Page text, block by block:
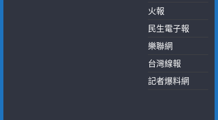
火報
民生電子報
樂聯網
台灣線報
記者爆料網